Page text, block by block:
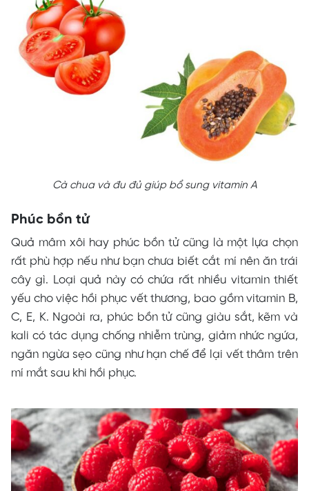
Cà chua và đu đủ giúp bổ sung vitamin A
Phúc bồn tử
Quả mâm xôi hay phúc bồn tử cũng là một lựa chọn
rất phù hợp nếu như bạn chưa biết cắt mí nên ăn trái
cây gì. Loại quả này có chứa rất nhiều vitamin thiết
yếu cho việc hồi phục vết thương, bao gồm vitamin B,
C, E, K. Ngoài ra, phúc bồn tử cũng giàu sắt, kẽm và
kali có tác dụng chống nhiễm trùng, giảm nhức ngứa,
ngăn ngừa sẹo cũng như hạn chế để lại vết thâm trên
mí mắt sau khi hồi phục.